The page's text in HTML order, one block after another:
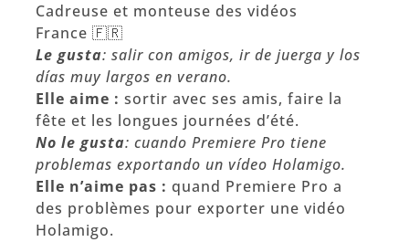
Cadreuse et monteuse des vidéos
France 🇫🇷
Le gusta: salir con amigos, ir de juerga y los
días muy largos en verano.
Elle aime : sortir avec ses amis, faire la
fête et les longues journées d’été.
No le gusta: cuando Premiere Pro tiene
problemas exportando un vídeo Holamigo.
Elle n’aime pas : quand Premiere Pro a
des problèmes pour exporter une vidéo
Holamigo.